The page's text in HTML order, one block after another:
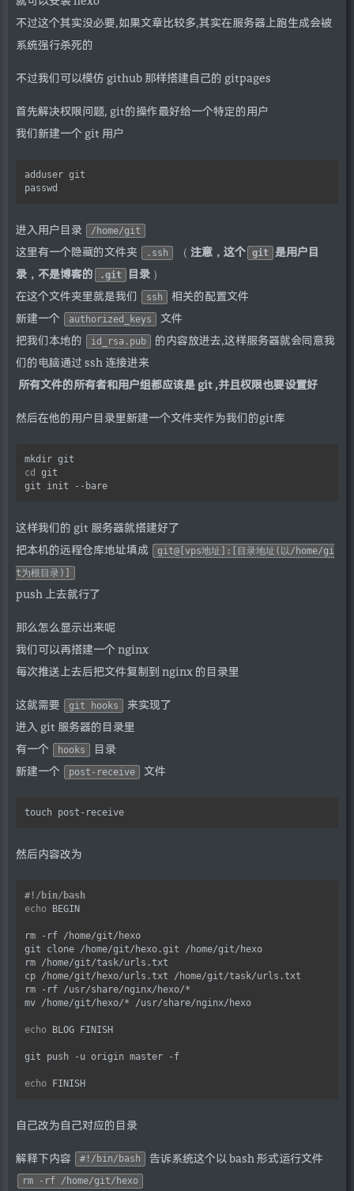
不过这个其实没必要,如果文章比较多,其实在服务器上跑生成会被
系统强行杀死的
不过我们可以模仿 github 那样搭建自己的 gitpages
首先解决权限问题, git的操作最好给一个特定的用户
我们新建一个 git 用户
adduser git
进入用户目录 /home/git
这里有一个隐藏的文件夹 .ssh （ 注意，这个 git 是用户目
录，不是博客的
.git 目录 ）
在这个文件夹里就是我们
ssh
相关的配置文件
新建一个
authorized_keys
文件
把我们本地的
id_rsa.pub
的内容放进去,这样服务器就会同意我
们的电脑通过 ssh 连接进来
所有文件的所有者和用户组都应该是 git ,并且权限也要设置好
然后在他的用户目录里新建一个文件夹作为我们的git库
cd
git
这样我们的 git 服务器就搭建好了
把本机的远程仓库地址填成
git@[vps地址]:[目录地址(以/home/gi
t为根目录)]
push 上去就行了
那么怎么显示出来呢
我们可以再搭建一个 nginx
每次推送上去后把文件复制到 nginx 的目录里
这就需要 git hooks
来实现了
进入 git 服务器的目录里
有一个
hooks
目录
新建一个
post-receive 文件
然后内容改为
echo BEGIN
rm -rf /home/git/hexo
git clone /home/git/hexo.git /home/git/hexo
rm /home/git/task/urls.txt
cp /home/git/hexo/urls.txt /home/git/task/urls.txt
rm -rf /usr/share/nginx/hexo/*
mv /home/git/hexo/* /usr/share/nginx/hexo
echo BLOG FINISH
git push -u origin master -f
echo
自己改为自己对应的目录
解释下内容 #!/bin/bash 告诉系统这个以 bash 形式运行文件
rm -rf /home/git/hexo